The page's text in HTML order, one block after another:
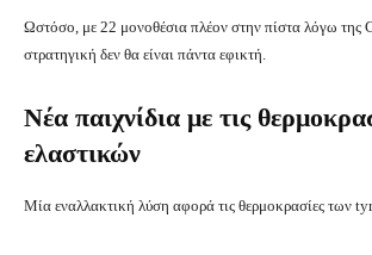
Ωστόσο, με 22 μονοθέσια πλέον στην πίστα λόγω της
στρατηγική δεν θα είναι πάντα εφικτή.
Νέα παιχνίδια με τις
ελαστικών
Μία εναλλακτική λύση αφορά τις θερμοκρασίες των